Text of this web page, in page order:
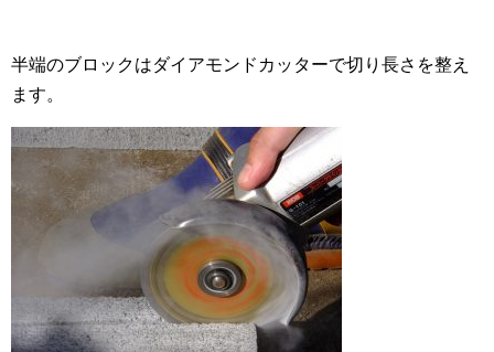
半端のブロックはダイアモンドカッターで切り長さを整え
ます。